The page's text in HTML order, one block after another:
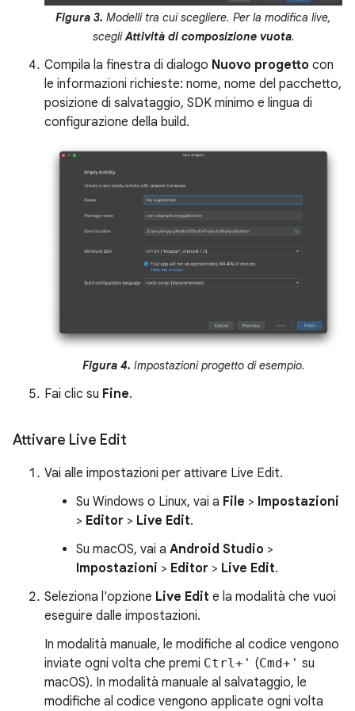
Figura 3. Modelli tra cui scegliere. Per la modifica live,
scegliAttività di composizione vuota.
Compila la finestra di dialogo Nuovo progetto con
le informazioni richieste: nome, nome del pacchetto,
posizione di salvataggio, SDK minimo e lingua di
configurazione della build.
Figura 4. Impostazioni progetto di esempio.
Fai clic su Fine.
Attivare Live Edit
Vai alle impostazioni per attivare Live Edit.
Su Windows o Linux, vai a File > Impostazioni
> Editor > Live Edit.
Su macOS, vai a Android Studio >
Impostazioni > Editor > Live Edit.
Seleziona l'opzione Live Edit e la modalità che vuoi
eseguire dalle impostazioni.
In modalità manuale, le modifiche al codice vengono
inviate ogni volta che premi Ctrl+' (Cmd+' su
macOS). In modalità manuale al salvataggio, le
modifiche al codice vengono applicate ogni volta